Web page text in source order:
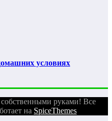
условиях
руками! Все
на SpiceThemes